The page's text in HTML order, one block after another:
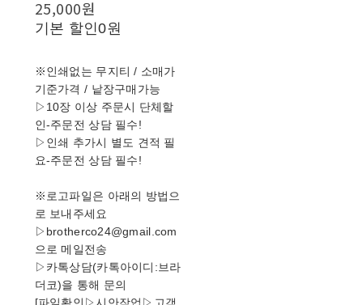
25,000원
기본 할인0원
※인쇄없는 무지티 / 소매가
기준가격 / 낱장구매가능
▷10장 이상 주문시 단체할
인-주문전 상담 필수!
▷인쇄 추가시 별도 견적 필
요-주문전 상담 필수!
※로고파일은 아래의 방법으
로 보내주세요
▷brotherco24@gmail.com
으로 메일전송
▷카톡상담(카톡아이디:브라
더코)을 통해 문의